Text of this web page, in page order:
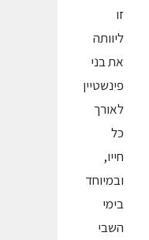
זו
ליוותה
את בני
פינשטיין
לאורך
כל
חייו,
ובמיוחד
בימי
השבי